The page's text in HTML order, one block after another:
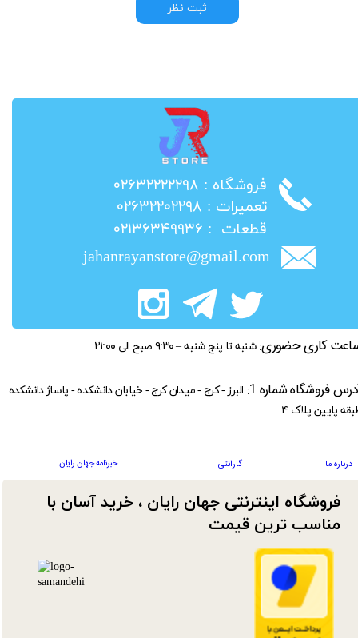
ثبت نظر
​فروشگاه : ۰۲۶۳۲۲۲۲۲۹۸
​تعمیرات : ۰۲۶۳۲۲۰۲۲۹۸
​قطعات : ۰۲۱۳۶۳۴۹۹۳۶
jahanrayanstore@gmail.com
فروشگاه اینترنتی جهان رایان ، خرید آسان با
مناسب ترین قیمت​​​​​​​
کاری حضوری: شنبه تا پنج شنبه – ۹:۳۰ صبح الی ۲۱:۰۰
درباره ما گارانتی خبرنامه جهان رایان
فروشگاه شماره 1:
البرز - کرج - میدان کرج - خیابان دانشکده - پاساژ دانشکده
پایین پلاک ۴